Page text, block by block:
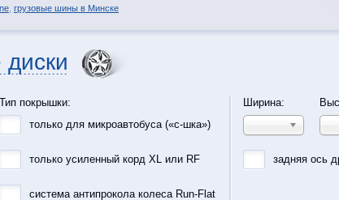
грузовые шины в Минске
Тип покрышки:
только для микроавтобуса («с-шка»)
только усиленный корд XL или RF
система антипрокола колеса Run-Flat
Ширина:
задняя ось